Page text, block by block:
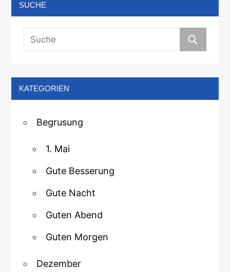
SUCHE
KATEGORIEN
Begrusung
1. Mai
Gute Besserung
Gute Nacht
Guten Abend
Guten Morgen
Dezember